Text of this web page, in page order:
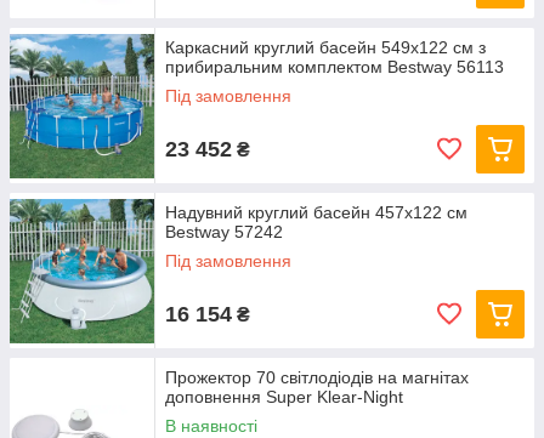
Каркасний круглий басейн 549x122 см з
прибиральним комплектом Bestway 56113
Під замовлення
23 452 ₴
Надувний круглий басейн 457х122 см
Bestway 57242
Під замовлення
16 154 ₴
Прожектор 70 світлодіодів на магнітах
доповнення Super Klear-Night
В наявності